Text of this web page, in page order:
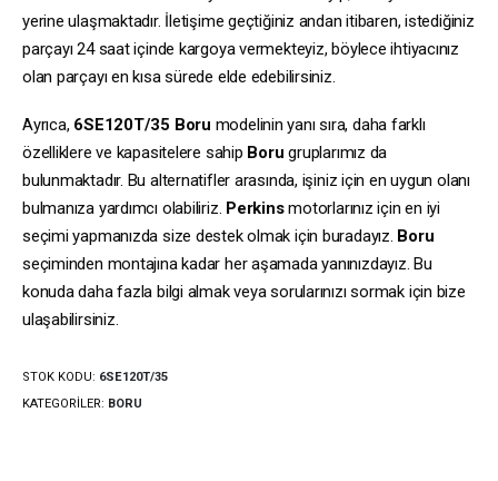
yerine ulaşmaktadır. İletişime geçtiğiniz andan itibaren, istediğiniz
parçayı 24 saat içinde kargoya vermekteyiz, böylece ihtiyacınız
olan parçayı en kısa sürede elde edebilirsiniz.
Ayrıca, 6SE120T/35 Boru modelinin yanı sıra, daha farklı
özelliklere ve kapasitelere sahip Boru gruplarımız da
bulunmaktadır. Bu alternatifler arasında, işiniz için en uygun olanı
bulmanıza yardımcı olabiliriz. Perkinsmotorlarınız için en iyi
seçimi yapmanızda size destek olmak için buradayız. Boru
seçiminden montajına kadar her aşamada yanınızdayız. Bu
konuda daha fazla bilgi almak veya sorularınızı sormak için bize
ulaşabilirsiniz.
STOK KODU: 6SE120T/35
KATEGORILER: BORU